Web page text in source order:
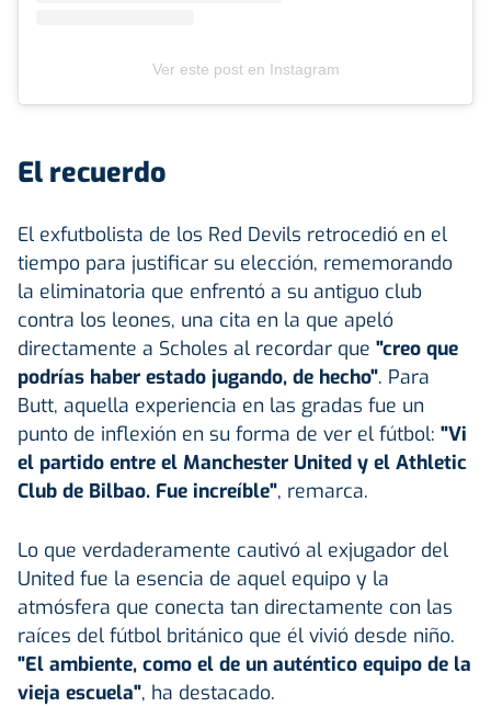
Ver este post en Instagram
El recuerdo
El exfutbolista de los Red Devils retrocedió en el
tiempo para justificar su elección, rememorando
la eliminatoria que enfrentó a su antiguo club
contra los leones, una cita en la que apeló
directamente a Scholes al recordar que "creo que
podrías haber estado jugando, de hecho". Para
Butt, aquella experiencia en las gradas fue un
punto de inflexión en su forma de ver el fútbol: "Vi
el partido entre el Manchester United y el Athletic
Club de Bilbao. Fue increíble", remarca.
Lo que verdaderamente cautivó al exjugador del
United fue la esencia de aquel equipo y la
atmósfera que conecta tan directamente con las
raíces del fútbol británico que él vivió desde niño.
"El ambiente, como el de un auténtico equipo de la
vieja escuela", ha destacado.